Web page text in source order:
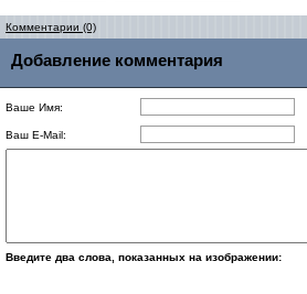
Комментарии (0)
Добавление комментария
Ваше Имя:
Ваш E-Mail:
Введите два слова, показанных на изображении: